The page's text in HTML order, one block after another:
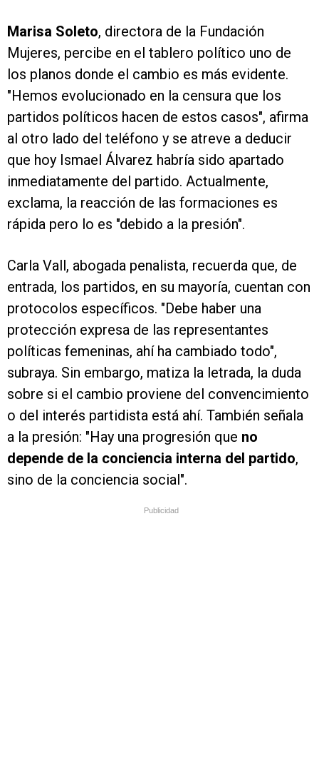
Marisa Soleto, directora de la Fundación
Mujeres, percibe en el tablero político uno de
los planos donde el cambio es más evidente.
"Hemos evolucionado en la censura que los
partidos políticos hacen de estos casos", afirma
al otro lado del teléfono y se atreve a deducir
que hoy Ismael Álvarez habría sido apartado
inmediatamente del partido. Actualmente,
exclama, la reacción de las formaciones es
rápida pero lo es "debido a la presión".
Carla Vall, abogada penalista, recuerda que, de
entrada, los partidos, en su mayoría, cuentan con
protocolos específicos. "Debe haber una
protección expresa de las representantes
políticas femeninas, ahí ha cambiado todo",
subraya. Sin embargo, matiza la letrada, la duda
sobre si el cambio proviene del convencimiento
o del interés partidista está ahí. También señala
a la presión: "Hay una progresión que no
depende de la conciencia interna del partido,
sino de la conciencia social".
Publicidad